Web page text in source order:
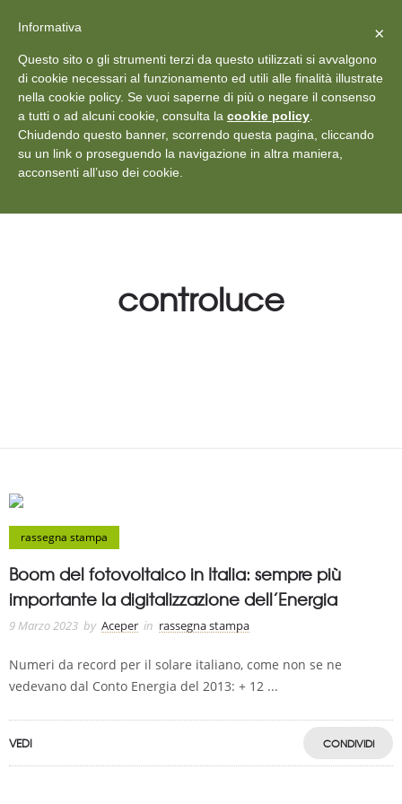
+39 011 18867102 info@aceper.it Statuto
Aceper
controluce
rassegna stampa
Boom del fotovoltaico in Italia: sempre più
importante la digitalizzazione dell’Energia
9 Marzo 2023 by Aceper in rassegna stampa
Numeri da record per il solare italiano, come non se ne
vedevano dal Conto Energia del 2013: + 12 ...
VEDI CONDIVIDI
Vedi: Protezione dei dati personali ×
Informativa
Questo sito o gli strumenti terzi da questo utilizzati si avvalgono
di cookie necessari al funzionamento ed utili alle finalità illustrate
nella cookie policy. Se vuoi saperne di più o negare il consenso
a tutti o ad alcuni cookie, consulta la cookie policy
Chiudendo questo banner, scorrendo questa pagina, cliccando
su un link o proseguendo la navigazione in altra maniera,
acconsenti all’uso dei cookie.